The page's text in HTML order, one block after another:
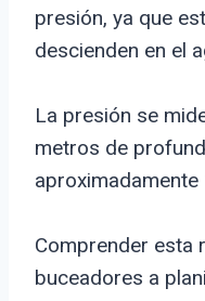
presión, ya que
descienden en el
La presión se
metros de
Comprender esta
buceadores a